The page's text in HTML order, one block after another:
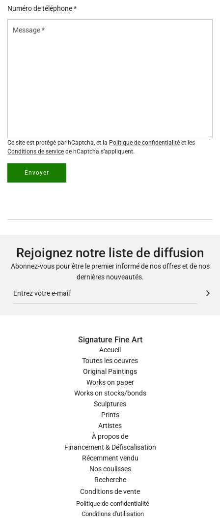
Ce site est protégé par hCaptcha, et la Politique de confidentialité et les
Conditions de service de hCaptcha s’appliquent.
Envoyer
Rejoignez notre liste de diffusion
Abonnez-vous pour être le premier informé de nos offres et de nos
dernières nouveautés.
Signature Fine Art
Accueil
Toutes les oeuvres
Original Paintings
Works on paper
Works on stocks/bonds
Sculptures
Prints
Artistes
À propos de
Financement & Défiscalisation
Récemment vendu
Nos coulisses
Recherche
Conditions de vente
Politique de confidentialité
Conditions d'utilisation